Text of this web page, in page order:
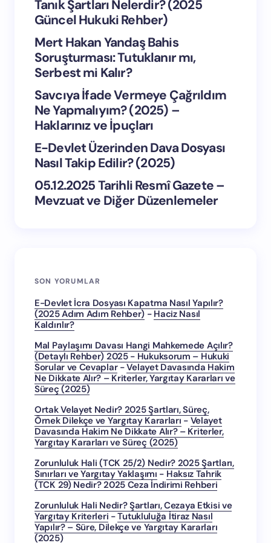
Tanık Şartları Nelerdir? (2025
Güncel Hukuki Rehber)
Mert Hakan Yandaş Bahis
Soruşturması: Tutuklanır mı,
Serbest mi Kalır?
Savcıya İfade Vermeye Çağrıldım
Ne Yapmalıyım? (2025) –
Haklarınız ve İpuçları
E-Devlet Üzerinden Dava Dosyası
Nasıl Takip Edilir? (2025)
05.12.2025 Tarihli Resmî Gazete –
Mevzuat ve Diğer Düzenlemeler
SON YORUMLAR
E-Devlet İcra Dosyası Kapatma Nasıl Yapılır?
(2025 Adım Adım Rehber) - Haciz Nasıl
Kaldırılır?
Mal Paylaşımı Davası Hangi Mahkemede Açılır?
(Detaylı Rehber) 2025 - Hukuksorum – Hukuki
Sorular ve Cevaplar-Velayet Davasında Hakim
Ne Dikkate Alır? – Kriterler, Yargıtay Kararları ve
Süreç (2025)
Ortak Velayet Nedir? 2025 Şartları, Süreç,
Örnek Dilekçe ve Yargıtay Kararları - Velayet
Davasında Hakim Ne Dikkate Alır? – Kriterler,
Yargıtay Kararları ve Süreç (2025)
Zorunluluk Hali (TCK 25/2) Nedir? 2025 Şartları,
Sınırları ve Yargıtay Yaklaşımı - Haksız Tahrik
(TCK 29) Nedir? 2025 Ceza İndirimi Rehberi
Zorunluluk Hali Nedir? Şartları, Cezaya Etkisi ve
Yargıtay Kriterleri -Tutukluluğa İtiraz Nasıl
Yapılır? – Süre, Dilekçe ve Yargıtay Kararları
(2025)